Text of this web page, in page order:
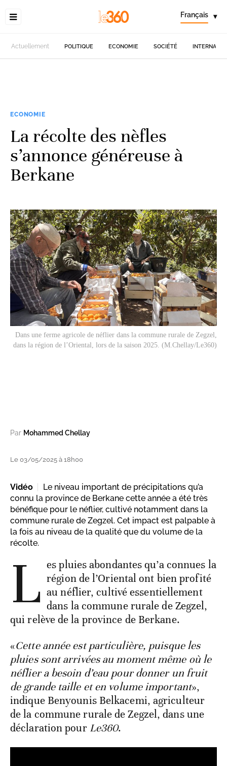
Français ▾
Actuellement POLITIQUE ECONOMIE SOCIÉTÉ
ECONOMIE
La récolte des nèfles
s’annonce généreuse à
Berkane
Dans une ferme agricole de néflier dans la commune rurale de Zegzel,
dans la région de l’Oriental, lors de la saison 2025. (M.Chellay/Le360)
Par Mohammed Chellay
Le 03/05/2025 à 18h00
Vidéo
Le niveau important de précipitations qu’a
connu la province de Berkane cette année a été très
bénéfique pour le néflier, cultivé notamment dans la
commune rurale de Zegzel. Cet impact est palpable à
la fois au niveau de la qualité que du volume de la
récolte.
L es pluies abondantes qu’a connues la
région de l’Oriental ont bien profité
au néflier, cultivé essentiellement
dans la commune rurale de Zegzel,
qui relève de la province de Berkane.
«Cette année est particulière, puisque les
pluies sont arrivées au moment même où le
néflier a besoin d’eau pour donner un fruit
de grande taille et en volume important»,
indique Benyounis Belkacemi, agriculteur
de la commune rurale de Zegzel, dans une
déclaration pour Le360.